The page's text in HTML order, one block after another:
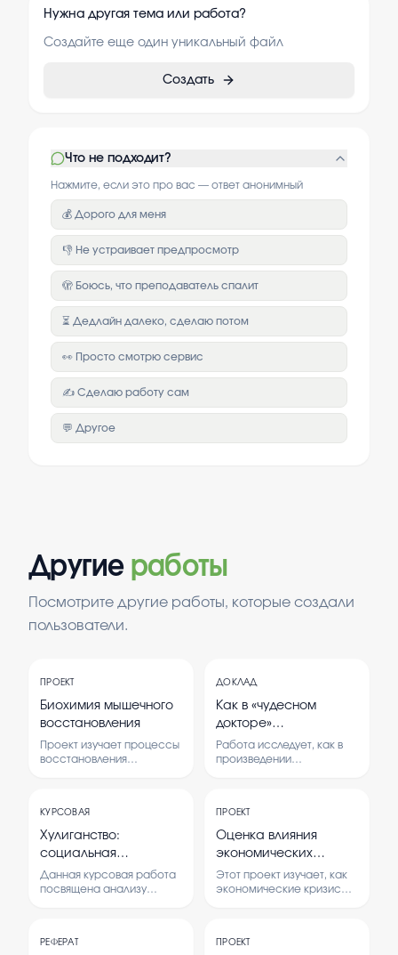
Нужна другая тема или работа?
Создайте еще один уникальный файл
Создать
Что не подходит?
Нажмите, если это про вас — ответ анонимный
💰 Дорого для меня
👎 Не устраивает предпросмотр
🫣 Боюсь, что преподаватель спалит
⏳ Дедлайн далеко, сделаю потом
👀 Просто смотрю сервис
✍️ Сделаю работу сам
💬 Другое
Другие работы
Посмотрите другие работы, которые создали
пользователи.
ПРОЕКТ
Биохимия мышечного
восстановления
Проект изучает процессы
восстановления
механизмы, влияющие на
восстановление после
физических нагрузок.
ДОКЛАД
Как в «чудесном
докторе»
раскрывается мысль
писателя о
живому?
Работа исследует, как в
произведении
важно для человека и
природы.
КУРСОВАЯ
Хулиганство:
социальная
опасность и уголовно-
правовая
Данная курсовая работа
посвящена анализу
социальной проблемы.
ПРОЕКТ
Оценка влияния
экономических
кризисов на торговую
деятельность
Этот проект изучает, как
экономические кризисы
людей о таких кризисах.
РЕФЕРАТ ПРОЕКТ